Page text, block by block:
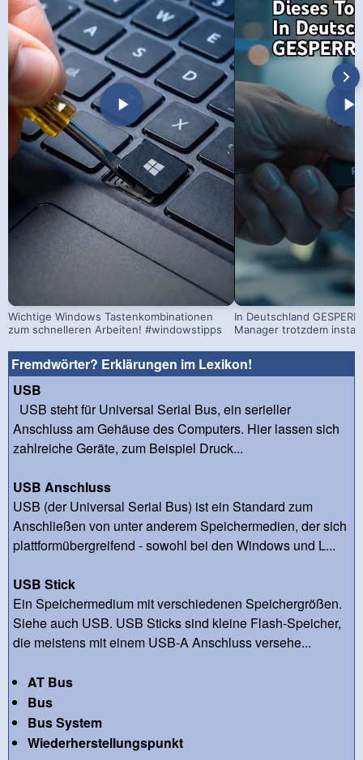
Wichtige Windows Tastenkombinationen
zum schnelleren Arbeiten! #windowstipps
In Deutschland
Manager trotzdem
Fremdwörter? Erklärungen im Lexikon!
USB
USB steht für Universal Serial Bus, ein serieller
Anschluss am Gehäuse des Computers. Hier lassen sich
zahlreiche Geräte, zum Beispiel Druck...
USB Anschluss
USB (der Universal Serial Bus) ist ein Standard zum
Anschließen von unter anderem Speichermedien, der sich
plattformübergreifend - sowohl bei den Windows und L...
USB Stick
Ein Speichermedium mit verschiedenen Speichergrößen.
Siehe auch USB. USB Sticks sind kleine Flash-Speicher,
die meistens mit einem USB-A Anschluss versehe...
AT Bus
Bus
Bus System
Wiederherstellungspunkt